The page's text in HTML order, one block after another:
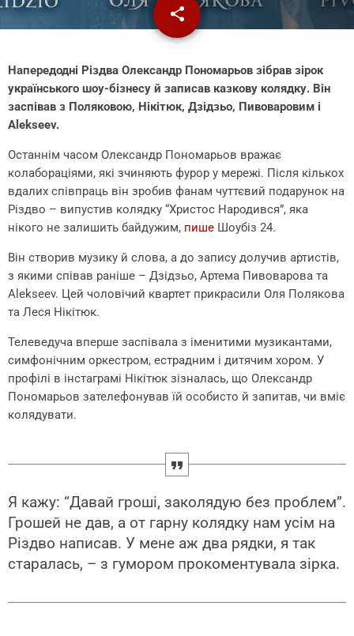
share
email
Напередодні Різдва Олександр Пономарьов зібрав зірок
українського шоу-бізнесу й записав казкову колядку. Він
заспівав з Поляковою, Нікітюк, Дзідзьо, Пивоваровим і
Alekseev.
Останнім часом Олександр Пономарьов вражає
колабораціями, які зчиняють фурор у мережі. Після кількох
вдалих співпраць він зробив фанам чуттєвий подарунок на
Різдво – випустив колядку “Христос Народився”, яка
нікого не залишить байдужим, пише Шоубіз 24.
Він створив музику й слова, а до запису долучив артистів,
з якими співав раніше – Дзідзьо, Артема Пивоварова та
Alekseev. Цей чоловічий квартет прикрасили Оля Полякова
та Леся Нікітюк.
Телеведуча вперше заспівала з іменитими музикантами,
симфонічним оркестром, естрадним і дитячим хором. У
профілі в інстаграмі Нікітюк зізналась, що Олександр
Пономарьов зателефонував їй особисто й запитав, чи вміє
колядувати.
Я кажу: “Давай гроші, заколядую без проблем”.
Грошей не дав, а от гарну колядку нам усім на
Різдво написав. У мене аж два рядки, я так
старалась, – з гумором прокоментувала зірка.